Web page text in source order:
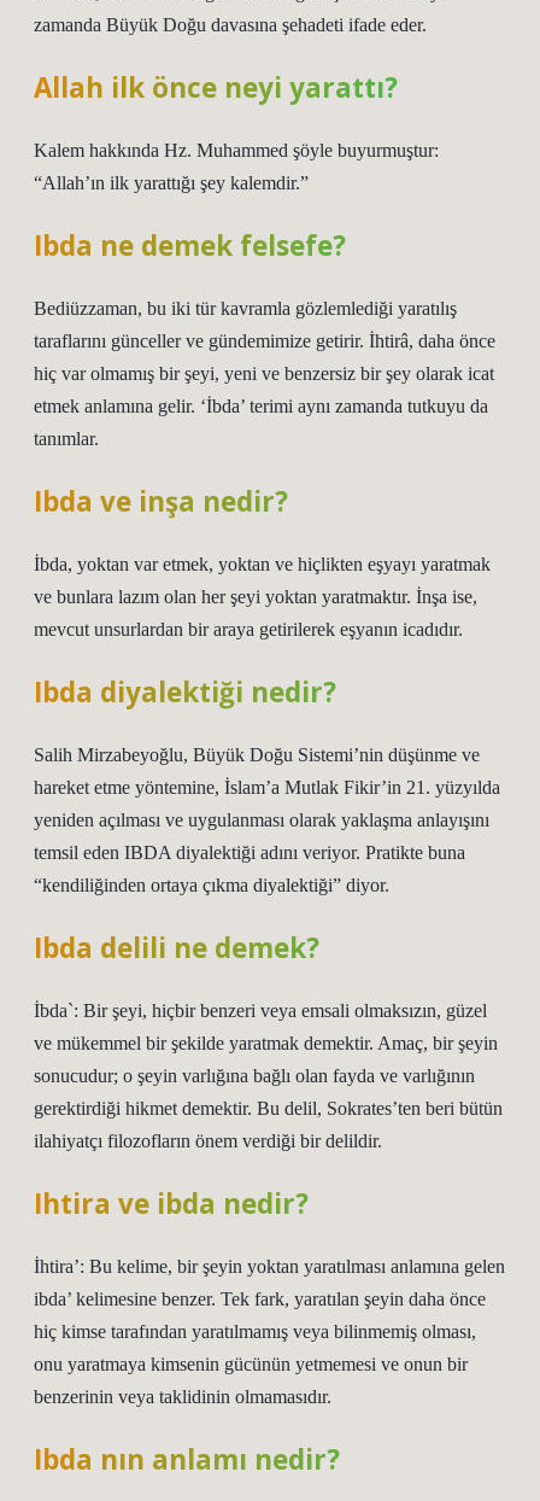
zamanda Büyük Doğu davasına şehadeti ifade eder.
Allah ilk önce neyi yarattı?
Kalem hakkında Hz. Muhammed şöyle buyurmuştur:
“Allah’ın ilk yarattığı şey kalemdir.”
Ibda ne demek felsefe?
Bediüzzaman, bu iki tür kavramla gözlemlediği yaratılış
taraflarını günceller ve gündemimize getirir. İhtirâ, daha önce
hiç var olmamış bir şeyi, yeni ve benzersiz bir şey olarak icat
etmek anlamına gelir. ‘İbda’ terimi aynı zamanda tutkuyu da
tanımlar.
Ibda ve inşa nedir?
İbda, yoktan var etmek, yoktan ve hiçlikten eşyayı yaratmak
ve bunlara lazım olan her şeyi yoktan yaratmaktır. İnşa ise,
mevcut unsurlardan bir araya getirilerek eşyanın icadıdır.
Ibda diyalektiği nedir?
Salih Mirzabeyoğlu, Büyük Doğu Sistemi’nin düşünme ve
hareket etme yöntemine, İslam’a Mutlak Fikir’in 21. yüzyılda
yeniden açılması ve uygulanması olarak yaklaşma anlayışını
temsil eden IBDA diyalektiği adını veriyor. Pratikte buna
“kendiliğinden ortaya çıkma diyalektiği” diyor.
Ibda delili ne demek?
İbda`: Bir şeyi, hiçbir benzeri veya emsali olmaksızın, güzel
ve mükemmel bir şekilde yaratmak demektir. Amaç, bir şeyin
sonucudur; o şeyin varlığına bağlı olan fayda ve varlığının
gerektirdiği hikmet demektir. Bu delil, Sokrates’ten beri bütün
ilahiyatçı filozofların önem verdiği bir delildir.
Ihtira ve ibda nedir?
İhtira’: Bu kelime, bir şeyin yoktan yaratılması anlamına gelen
ibda’ kelimesine benzer. Tek fark, yaratılan şeyin daha önce
hiç kimse tarafından yaratılmamış veya bilinmemiş olması,
onu yaratmaya kimsenin gücünün yetmemesi ve onun bir
benzerinin veya taklidinin olmamasıdır.
Ibda nın anlamı nedir?